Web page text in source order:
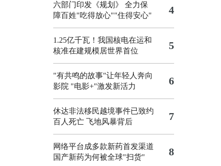
六部门印发《规划》 全力保
障百姓"吃得放心""住得安心"
4
1.25亿千瓦！我国核电在运和
核准在建规模居世界首位
5
"有共鸣的故事"让年轻人奔向
影院 "电影+"激发新活力 6
休达非法移民越境事件已致约
百人死亡 飞地风暴背后 7
网络平台成多款新药首发渠道
国产新药为何被全球"扫货"
8